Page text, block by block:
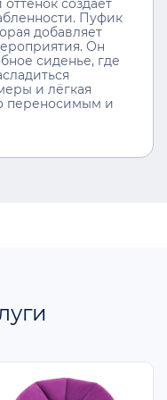
создаёт
Пуфик
добавляет
Он
сиденье, где
и лёгкая
переносимым и